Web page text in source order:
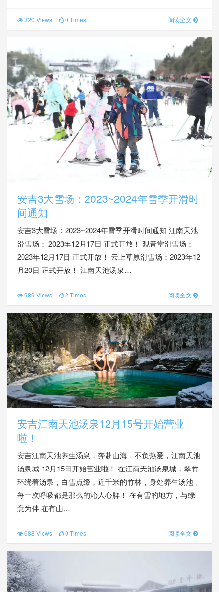
320 Views 0 Times 阅读全文
安吉3大雪场：2023~2024年雪季开滑时
间通知
安吉3大雪场：2023~2024年雪季开滑时间通知 江南天池
滑雪场： 2023年12月17日 正式开放！ 观音堂滑雪场：
2023年12月17日 正式开放！ 云上草原滑雪场：2023年12
月20日 正式开放！ 江南天池汤泉…
989 Views 2 Times 阅读全文
安吉江南天池汤泉12月15号开始营业
啦！
安吉江南天池养生汤泉，奔赴山海，不负热爱，江南天池
汤泉城-12月15日开始营业啦！ 在江南天池汤泉城，翠竹
环绕着汤泉，白雪点缀，近千米的竹林，身处养生汤池，
每一次呼吸都是那么的沁人心脾！ 在有雪的地方，与绿
意为伴 在有山…
688 Views 0 Times 阅读全文